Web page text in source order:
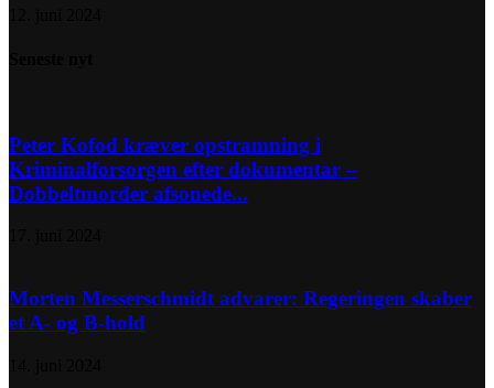
Peter Kofod kræver opstramning i
Kriminalforsorgen efter dokumentar –
Dobbeltmorder afsonede...
Morten Messerschmidt advarer: Regeringen skaber
et A- og B-hold